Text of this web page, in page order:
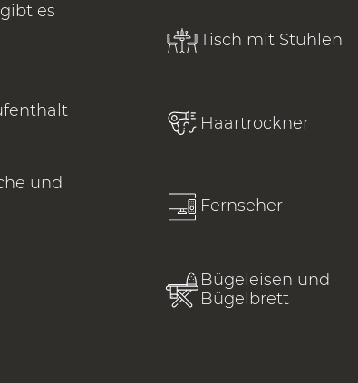
es
und
Tisch mit Stühlen
Haartrockner
Fernseher
Bügeleisen und
Bügelbrett